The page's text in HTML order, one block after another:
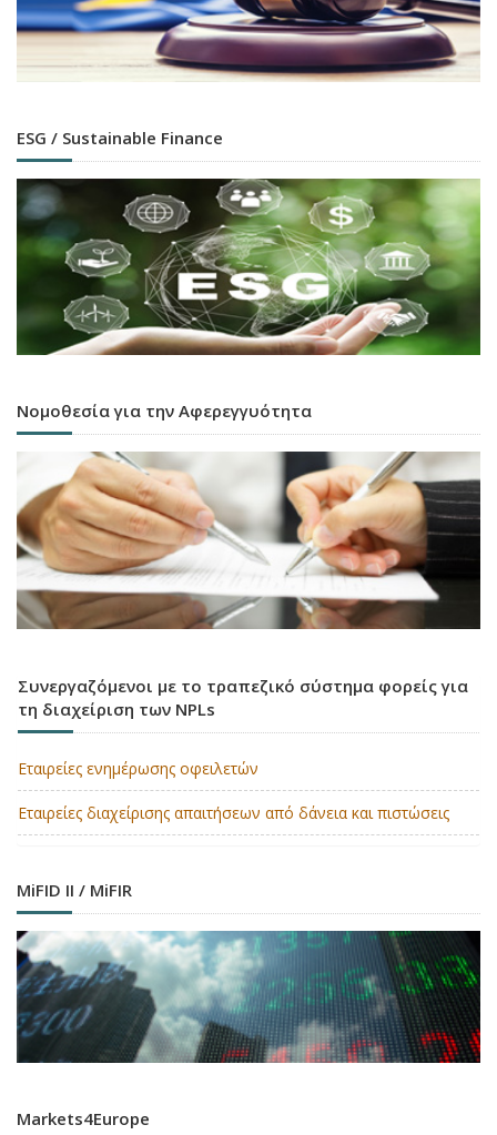
ESG / Sustainable Finance
Νομοθεσία για την Αφερεγγυότητα
Συνεργαζόμενοι με το τραπεζικό σύστημα φορείς για
τη διαχείριση των NPLs
Εταιρείες ενημέρωσης οφειλετών
Εταιρείες διαχείρισης απαιτήσεων από δάνεια και πιστώσεις
MiFID II / MiFIR
Markets4Europe